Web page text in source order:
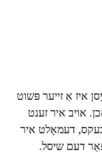
איז אַ זייער פּשוט
אויב איר זענט
דעמאָלט איר
דעם שיסל.